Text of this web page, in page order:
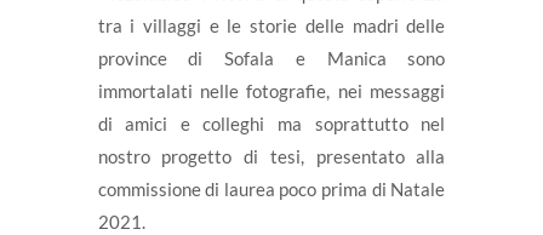
tra i villaggi e le storie delle madri delle
province di Sofala e Manica sono
immortalati nelle fotografie, nei messaggi
di amici e colleghi ma soprattutto nel
nostro progetto di tesi, presentato alla
commissione di laurea poco prima di Natale
2021.